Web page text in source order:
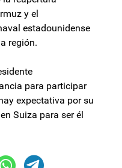
y el
estadounidense
región.
para participar
expectativa por su
Suiza para ser él